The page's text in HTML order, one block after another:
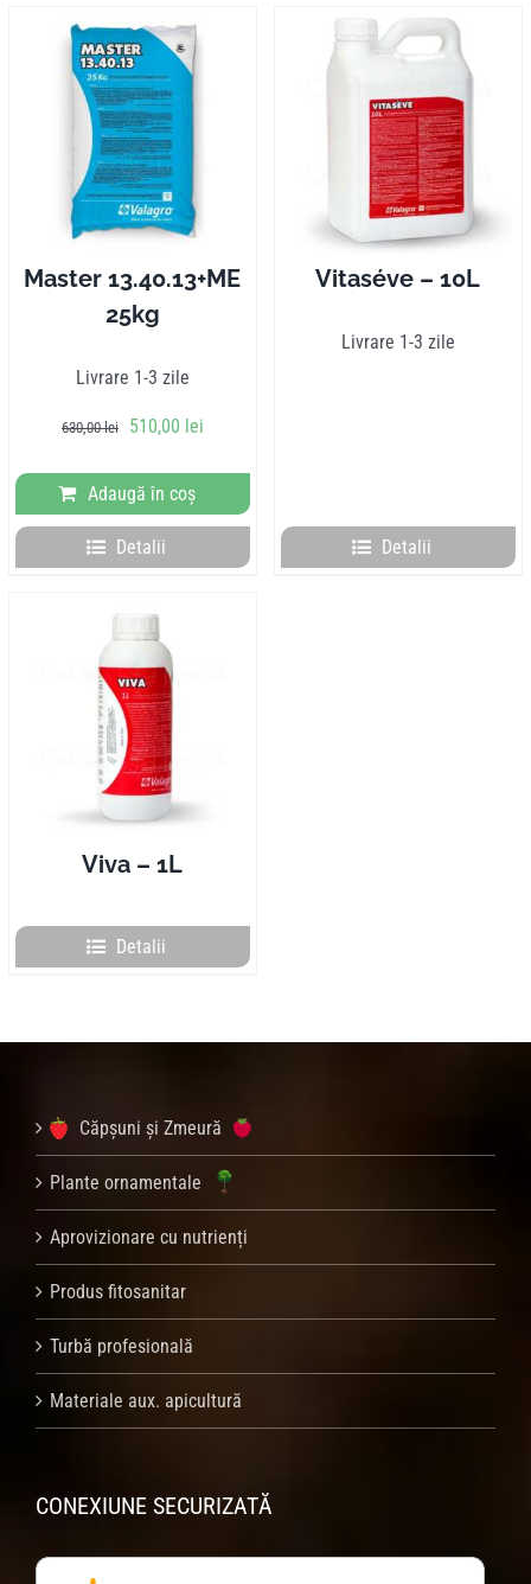
Master 13.40.13+ME
25kg
Livrare 1-3 zile
630,00lei
Prețul
fost:
630,00 lei.
510,00 leiPrețul
510,00 lei.
Adaugă în coș
Detalii
Vitaséve – 10L
Livrare 1-3 zile
Detalii
Viva – 1L
Detalii
Căpșuni și Zmeură
Plante ornamentale
Aprovizionare cu nutrienți
Produs fitosanitar
Turbă profesională
Materiale aux. apicultură
CONEXIUNE SECURIZATĂ